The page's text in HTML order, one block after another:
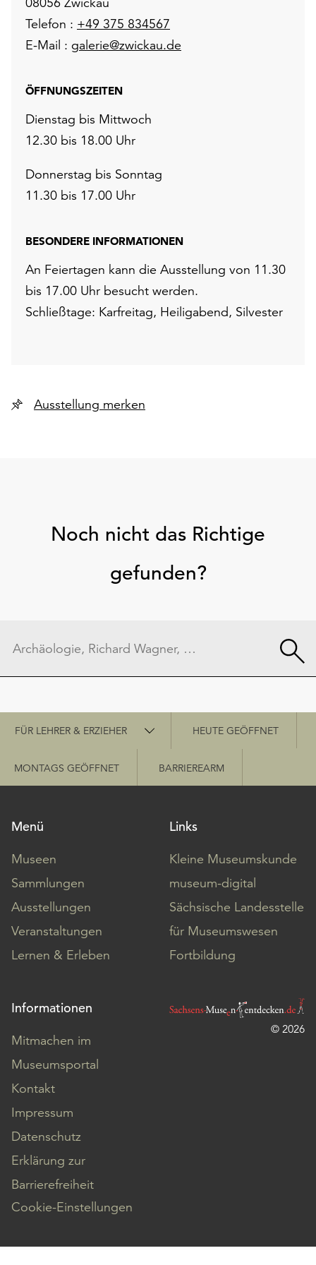
unserer
Datenschutzerklärung
oder
Telefon : +49 375 834567
E-Mail : galerie@zwickau.de
ÖFFNUNGSZEITEN
Dienstag bis Mittwoch
12.30 bis 18.00 Uhr
Donnerstag bis Sonntag
11.30 bis 17.00 Uhr
BESONDERE INFORMATIONEN
An Feiertagen kann die Ausstellung von 11.30
bis 17.00 Uhr besucht werden.
Schließtage: Karfreitag, Heiligabend, Silvester
Ausstellung merken
Noch nicht das Richtige
gefunden?
Schnellzugriff
FÜR LEHRER & ERZIEHER HEUTE GEÖFFNET
MONTAGS GEÖFFNET BARRIEREARM
Menü
Museen
Sammlungen
Ausstellungen
Veranstaltungen
Lernen & Erleben
Links
Kleine Museumskunde
museum-digital
Sächsische Landesstelle
für Museumswesen
Fortbildung
Informationen
Mitmachen im
Museumsportal
Kontakt
Impressum
Datenschutz
Erklärung zur
Barrierefreiheit
Cookie-Einstellungen
© 2026